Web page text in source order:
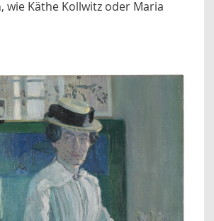
Käthe Kollwitz oder Maria